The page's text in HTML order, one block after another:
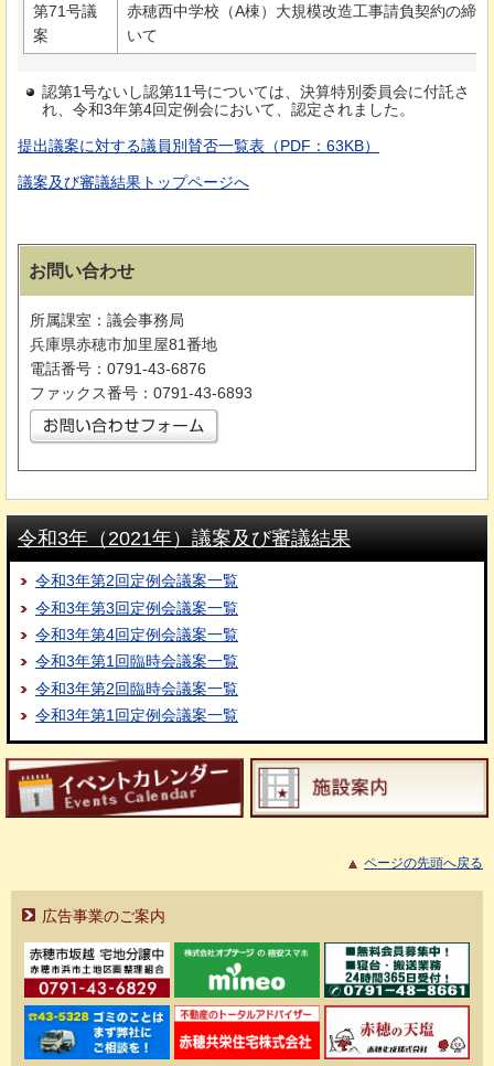
第71号議
案
赤穂西中学校（A棟）大規模改造工事請負契約の締
いて
認第1号ないし認第11号については、決算特別委員会に付託さ
れ、令和3年第4回定例会において、認定されました。
提出議案に対する議員別賛否一覧表（PDF：63KB）
議案及び審議結果トップページへ
お問い合わせ
所属課室：議会事務局
兵庫県赤穂市加里屋81番地
電話番号：0791-43-6876
ファックス番号：0791-43-6893
令和3年（2021年）議案及び審議結果
令和3年第2回定例会議案一覧
令和3年第3回定例会議案一覧
令和3年第4回定例会議案一覧
令和3年第1回臨時会議案一覧
令和3年第2回臨時会議案一覧
令和3年第1回定例会議案一覧
ページの先頭へ戻る
広告事業のご案内